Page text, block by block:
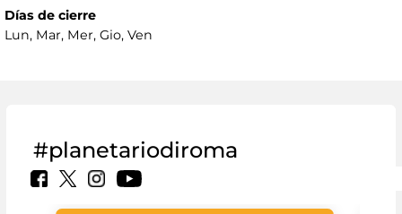
Días de cierre
Lun, Mar, Mer, Gio, Ven
#planetariodiroma